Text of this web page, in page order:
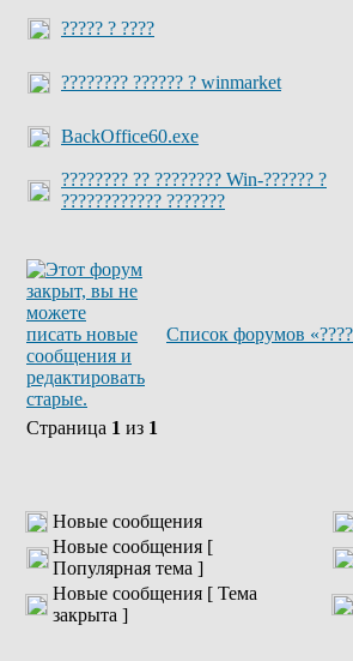
????? ? ????
???????? ?????? ? winmarket
BackOffice60.exe
???????? ?? ???????? Win-?????? ?
???????????? ???????
Список форумов
Страница 1 из 1
Новые сообщения
Новые сообщения [
Популярная тема ]
Новые сообщения [ Тема
закрыта ]